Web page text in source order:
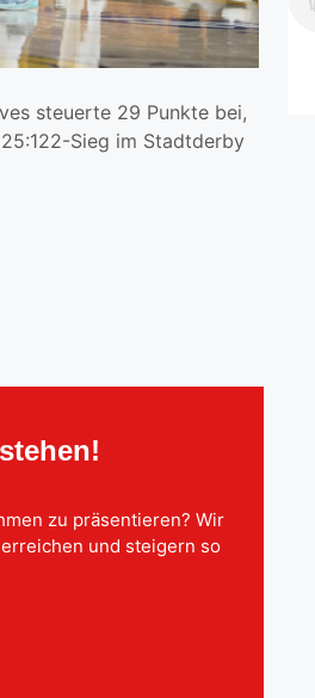
steuerte 29 Punkte bei,
Sieg im Stadtderby
zu präsentieren? Wir
und steigern so